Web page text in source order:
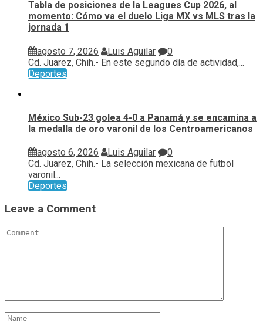
Tabla de posiciones de la Leagues Cup 2026, al
momento: Cómo va el duelo Liga MX vs MLS tras la
jornada 1
agosto 7, 2026 Luis Aguilar
0
Cd. Juarez, Chih.- En este segundo día de actividad,...
Deportes
México Sub-23 golea 4-0 a Panamá y se encamina a
la medalla de oro varonil de los Centroamericanos
agosto 6, 2026 Luis Aguilar
0
Cd. Juarez, Chih.- La selección mexicana de futbol
varonil...
Deportes
Leave a Comment